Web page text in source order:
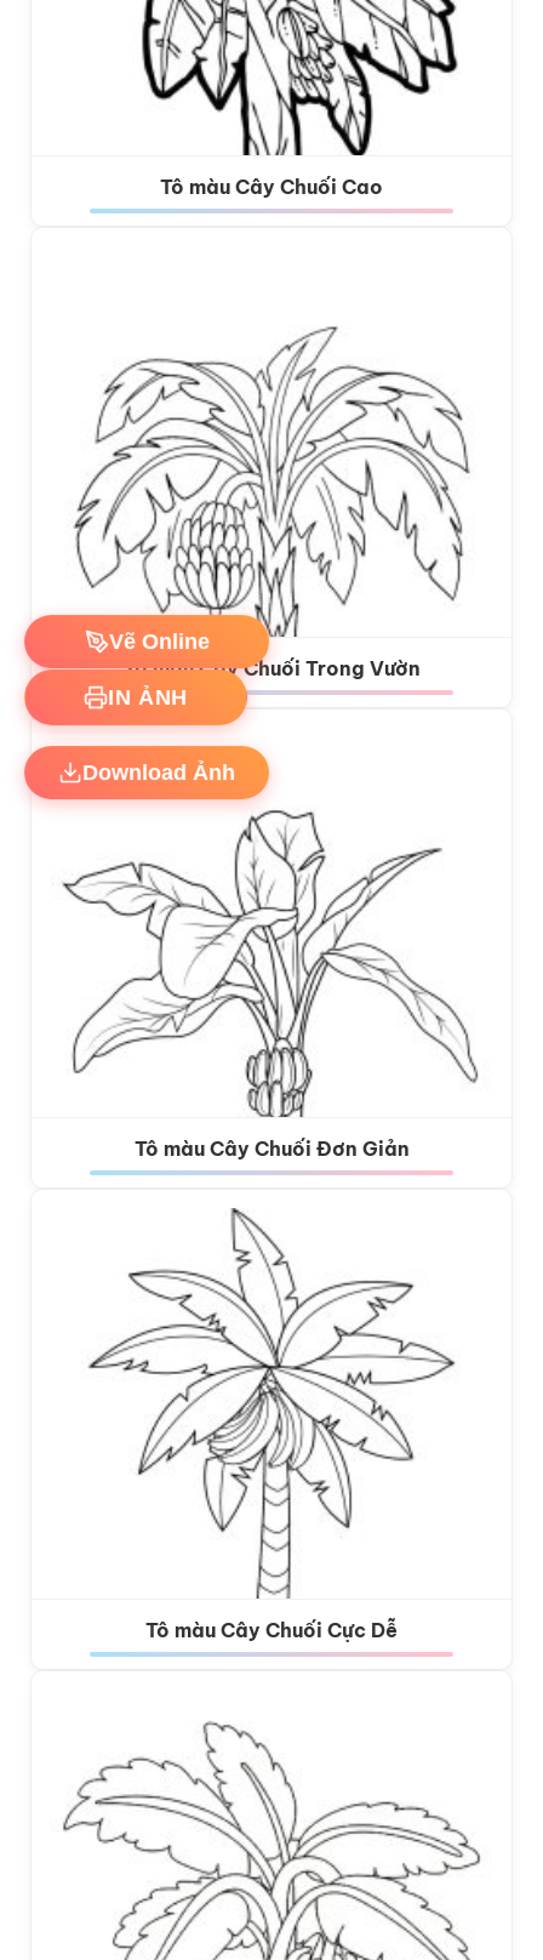
Tô màu Cây Chuối Cao
Tô màu Cây Chuối Trong Vườn
Tô màu Cây Chuối Đơn Giản
Tô màu Cây Chuối Cực Dễ
Vẽ Online
IN ẢNH
Download Ảnh